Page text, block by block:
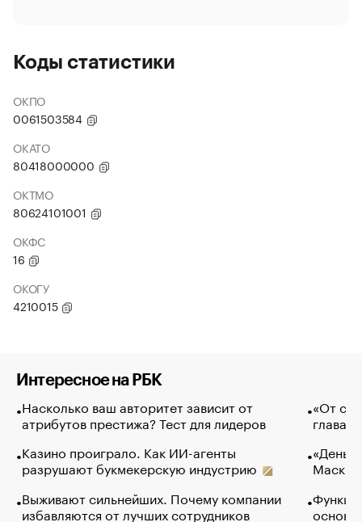
Коды статистики
ОКПО
0061503584
ОКАТО
80418000000
ОКТМО
80624101001
ОКФС
16
ОКОГУ
4210015
Интересное на РБК
Насколько ваш авторитет зависит от
атрибутов престижа? Тест для лидеров
Казино проиграло. Как ИИ-агенты
разрушают букмекерскую индустрию
Выживают сильнейших. Почему компании
избавляются от лучших сотрудников
«От
глава
Маск в
основ